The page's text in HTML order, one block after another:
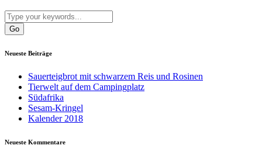
Neueste Beiträge
Sauerteigbrot mit schwarzem Reis und Rosinen
Tierwelt auf dem Campingplatz
Südafrika
Sesam-Kringel
Kalender 2018
Neueste Kommentare